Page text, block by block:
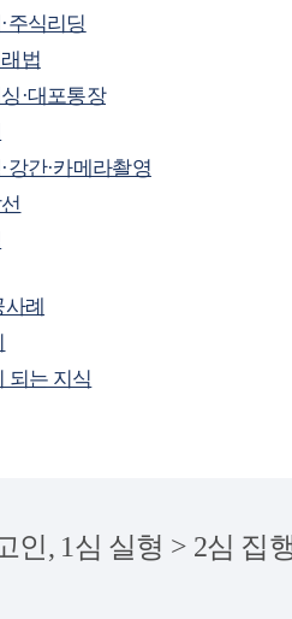
주식리딩
법
·대포통장
강간·카메라촬영
례
되는 지식
인, 1심 실형 > 2심 집